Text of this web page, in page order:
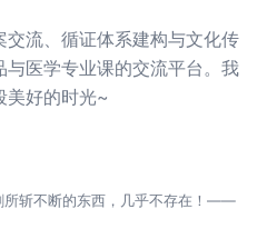
交流、循证体系建构与文化传
医学专业课的交流平台。我
美好的时光~
斩不断的东西，几乎不存在！——